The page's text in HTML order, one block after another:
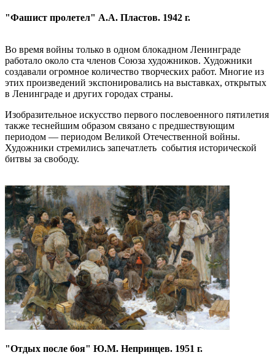
"Фашист пролетел" А.А. Пластов. 1942 г.
Во время войны только в одном блокадном Ленинграде
работало около ста членов Союза художников. Художники
создавали огромное количество творческих работ. Многие из
этих произведений экспонировались на выставках, открытых
в Ленинграде и других городах страны.
Изобразительное искусство первого послевоенного пятилетия
также теснейшим образом связано с предшествующим
периодом — периодом Великой Отечественной войны.
Художники стремились запечатлеть события исторической
битвы за свободу.
"Отдых после боя" Ю.М. Непринцев. 1951 г.